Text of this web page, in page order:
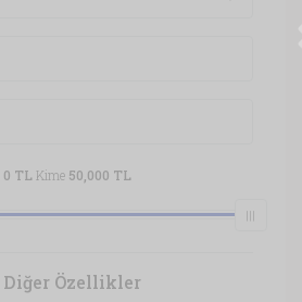
0 TL Kime 50,000 TL
Diğer Özellikler